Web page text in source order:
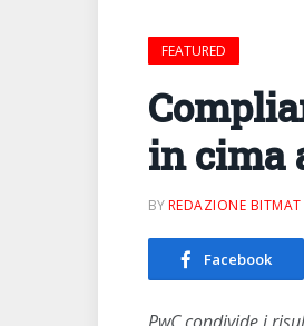
FEATURED
in cima
BYREDAZIONE BITMAT
Facebook